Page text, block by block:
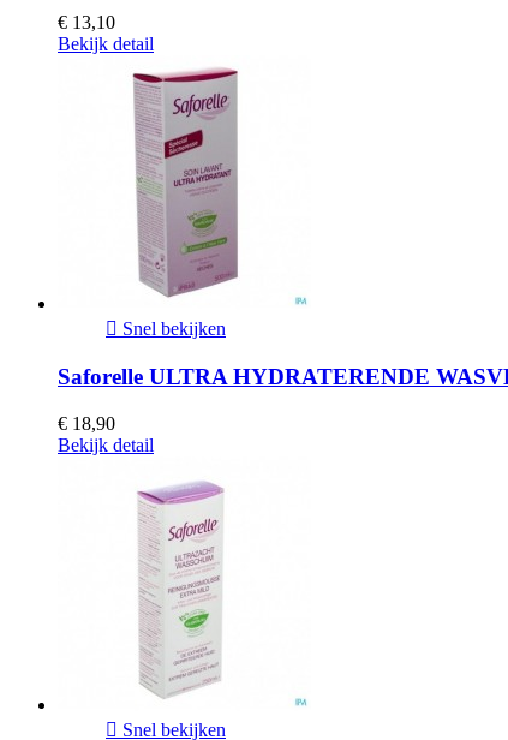
€ 13,10
Bekijk detail
 Snel bekijken
Saforelle ULTRA HYDRATERENDE
€ 18,90
Bekijk detail
 Snel bekijken